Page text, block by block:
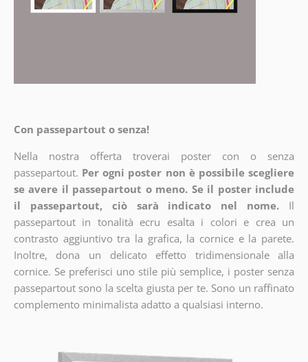
Con passepartout o senza!
Nella nostra offerta troverai poster con o senza
passepartout. Per ogni poster non è possibile scegliere
se avere il passepartout o meno. Se il poster include
il passepartout, ciò sarà indicato nel nome.
Il
passepartout in tonalità ecru esalta i colori e crea un
contrasto aggiuntivo tra la grafica, la cornice e la parete.
Inoltre, dona un delicato effetto tridimensionale alla
cornice. Se preferisci uno stile più semplice, i poster senza
passepartout sono la scelta giusta per te. Sono un raffinato
complemento minimalista adatto a qualsiasi interno.